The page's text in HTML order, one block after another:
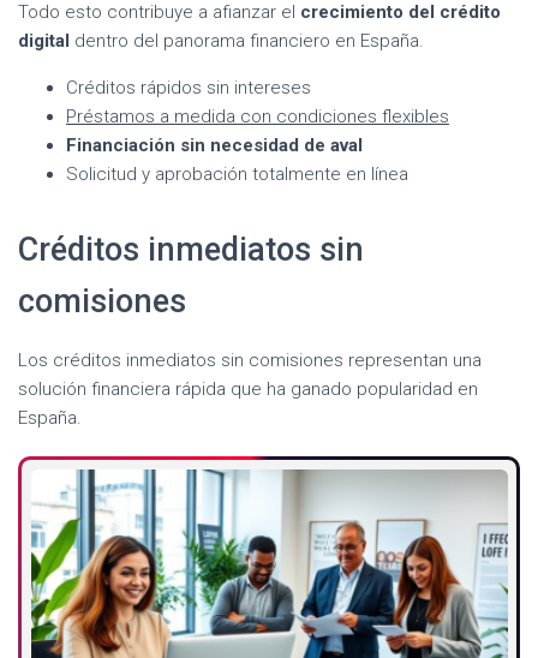
Todo esto contribuye a afianzar el crecimiento del crédito
digital dentro del panorama financiero en España.
Créditos rápidos sin intereses
Préstamos a medida con condiciones flexibles
Financiación sin necesidad de aval
Solicitud y aprobación totalmente en línea
Créditos inmediatos sin
comisiones
Los créditos inmediatos sin comisiones representan una
solución financiera rápida que ha ganado popularidad en
España.